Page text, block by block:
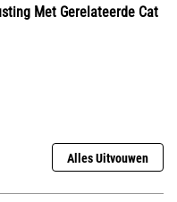
Met Gerelateerde Cat
Alles Uitvouwen